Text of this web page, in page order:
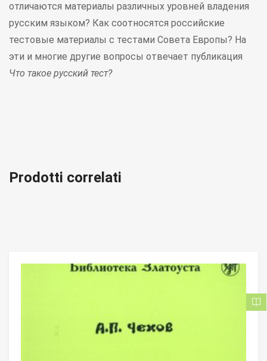
отличаются материалы различных уровней владения
русским языком? Как соотносятся российские
тестовые материалы с тестами Совета Европы? На
эти и многие другие вопросы отвечает публикация
Что такое русский тест?
Prodotti correlati